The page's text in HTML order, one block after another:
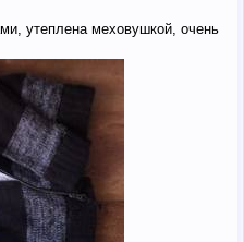
утеплена меховушкой, очень